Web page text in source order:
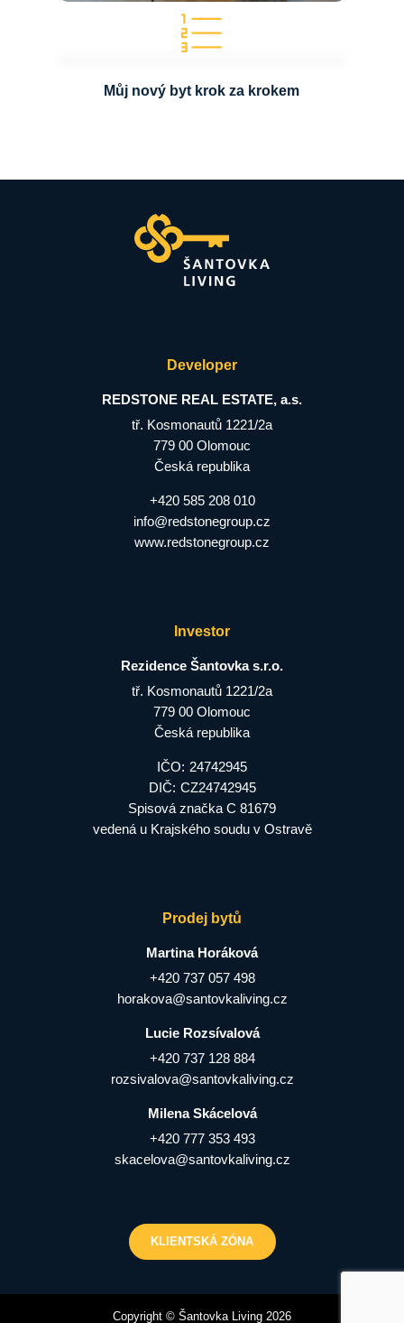
Můj nový byt krok za krokem
Developer
REDSTONE REAL ESTATE, a.s.
tř. Kosmonautů 1221/2a
779 00 Olomouc
Česká republika
+420 585 208 010
info@redstonegroup.cz
www.redstonegroup.cz
Investor
Rezidence Šantovka s.r.o.
tř. Kosmonautů 1221/2a
779 00 Olomouc
Česká republika
IČO: 24742945
DIČ: CZ24742945
Spisová značka C 81679
vedená u Krajského soudu v Ostravě
Prodej bytů
Martina Horáková
+420 737 057 498
horakova@santovkaliving.cz
Lucie Rozsívalová
+420 737 128 884
rozsivalova@santovkaliving.cz
Milena Skácelová
+420 777 353 493
skacelova@santovkaliving.cz
KLIENTSKÁ ZÓNA
Copyright © Šantovka Living 2026